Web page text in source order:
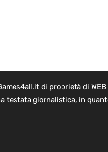
di proprietà di
testata giornalistica, in